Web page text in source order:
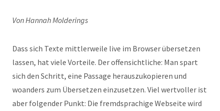
Von Hannah Molderings
Dass sich Texte mittlerweile live im Browser übersetzen
lassen, hat viele Vorteile. Der offensichtliche: Man spart
sich den Schritt, eine Passage herauszukopieren und
woanders zum Übersetzen einzusetzen. Viel wertvoller ist
aber folgender Punkt: Die fremdsprachige Webseite wird